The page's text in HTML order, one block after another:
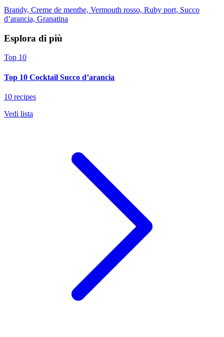
Brandy, Creme de menthe, Vermouth rosso, Ruby port, Succo
d’arancia, Granatina
Esplora di più
Top 10
Top 10 Cocktail Succo d’arancia
10 recipes
Vedi lista